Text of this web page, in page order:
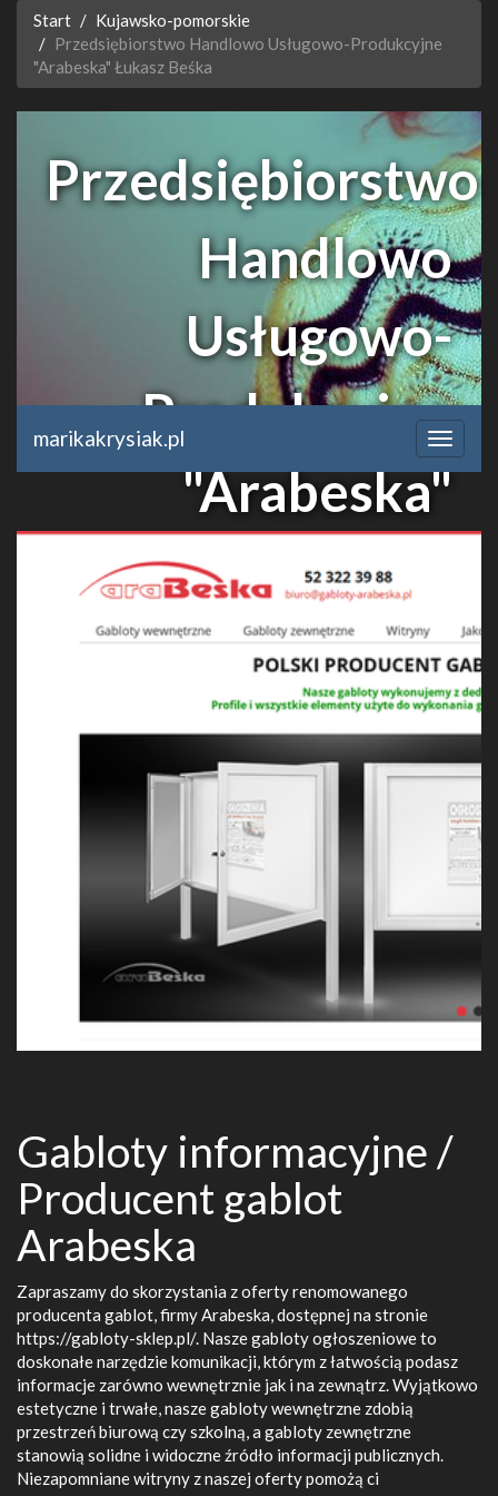
Start
Kujawsko-pomorskie
Przedsiębiorstwo Handlowo Usługowo-Produkcyjne
"Arabeska" Łukasz Beśka
Przedsiębiorstwo
Handlowo
Usługowo-
Produkcyjne
"Arabeska"
Łukasz Beśka
gabloty-sklep.pl
marikakrysiak.pl
Gabloty informacyjne /
Producent gablot
Arabeska
Zapraszamy do skorzystania z oferty renomowanego
producenta gablot, firmy Arabeska, dostępnej na stronie
https://gabloty-sklep.pl/. Nasze gabloty ogłoszeniowe to
doskonałe narzędzie komunikacji, którym z łatwością podasz
informacje zarówno wewnętrznie jak i na zewnątrz. Wyjątkowo
estetyczne i trwałe, nasze gabloty wewnętrzne zdobią
przestrzeń biurową czy szkolną, a gabloty zewnętrzne
stanowią solidne i widoczne źródło informacji publicznych.
Niezapomniane witryny z naszej oferty pomożą ci